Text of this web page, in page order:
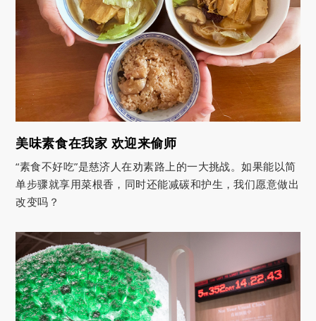
美味素食在我家 欢迎来偷师
“素食不好吃”是慈济人在劝素路上的一大挑战。如果能以简
单步骤就享用菜根香，同时还能减碳和护生，我们愿意做出
改变吗？